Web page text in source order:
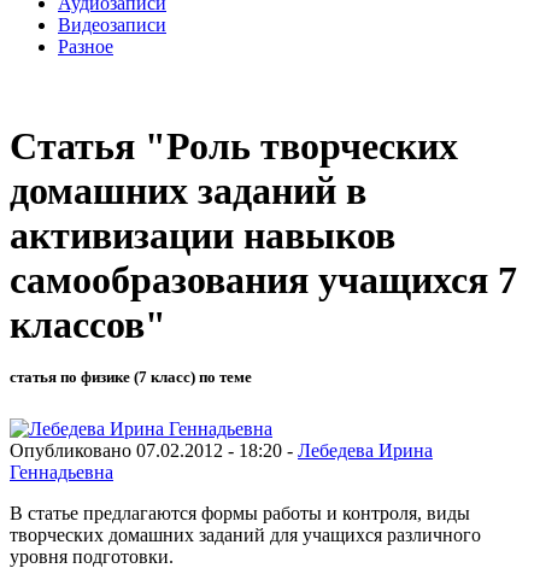
Видеозаписи
Разное
Статья "Роль творческих
домашних заданий в
активизации навыков
самообразования учащихся 7
классов"
статья по физике (7 класс) по теме
Опубликовано 07.02.2012 - 18:20 - Лебедева Ирина
Геннадьевна
В статье предлагаются формы работы и контроля, виды
творческих домашних заданий для учащихся различного
уровня подготовки.